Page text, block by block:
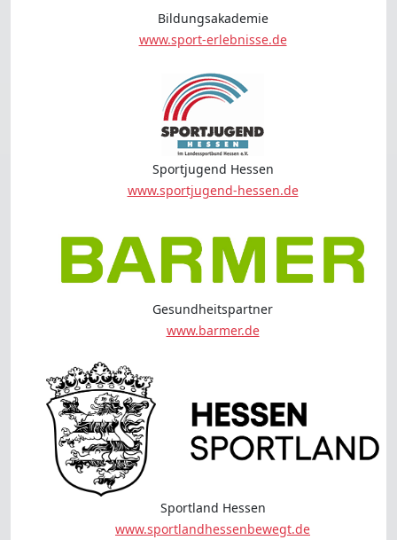
Bildungsakademie
www.sport-erlebnisse.de
Sportjugend Hessen
www.sportjugend-hessen.de
Gesundheitspartner
www.barmer.de
Sportland Hessen
www.sportlandhessenbewegt.de